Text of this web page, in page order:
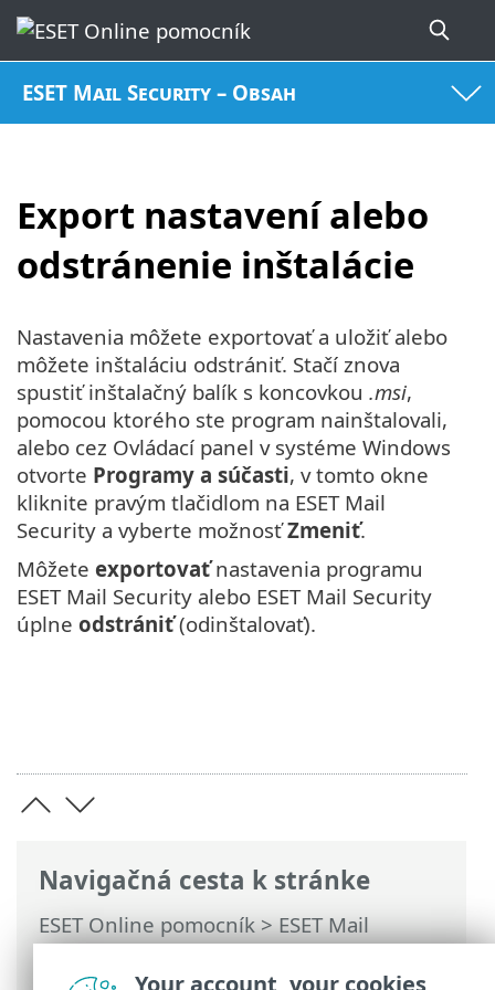
ESET Mail Security – Obsah
Export nastavení alebo
odstránenie inštalácie
Navigačná cesta k stránke
ESET Online pomocník>ESET Mail
Security>Inštalácia/aktualizácia>
Inštalácia ESET Mail Security> Export
Nastavenia môžete exportovať a uložiť alebo
môžete inštaláciu odstrániť. Stačí znova
spustiť inštalačný balík s koncovkou .msi,
pomocou ktorého ste program nainštalovali,
alebo cez Ovládací panel v systéme Windows
otvorte Programy a súčasti, v tomto okne
kliknite pravým tlačidlom na ESET Mail
Security a vyberte možnosťZmeniť.
Môžete exportovaťnastavenia programu
ESET Mail Security alebo ESET Mail Security
úplne odstrániť(odinštalovať).
Your account, your cookies